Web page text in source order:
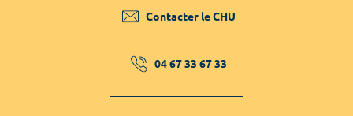
Contacter le CHU
04 67 33 67 33